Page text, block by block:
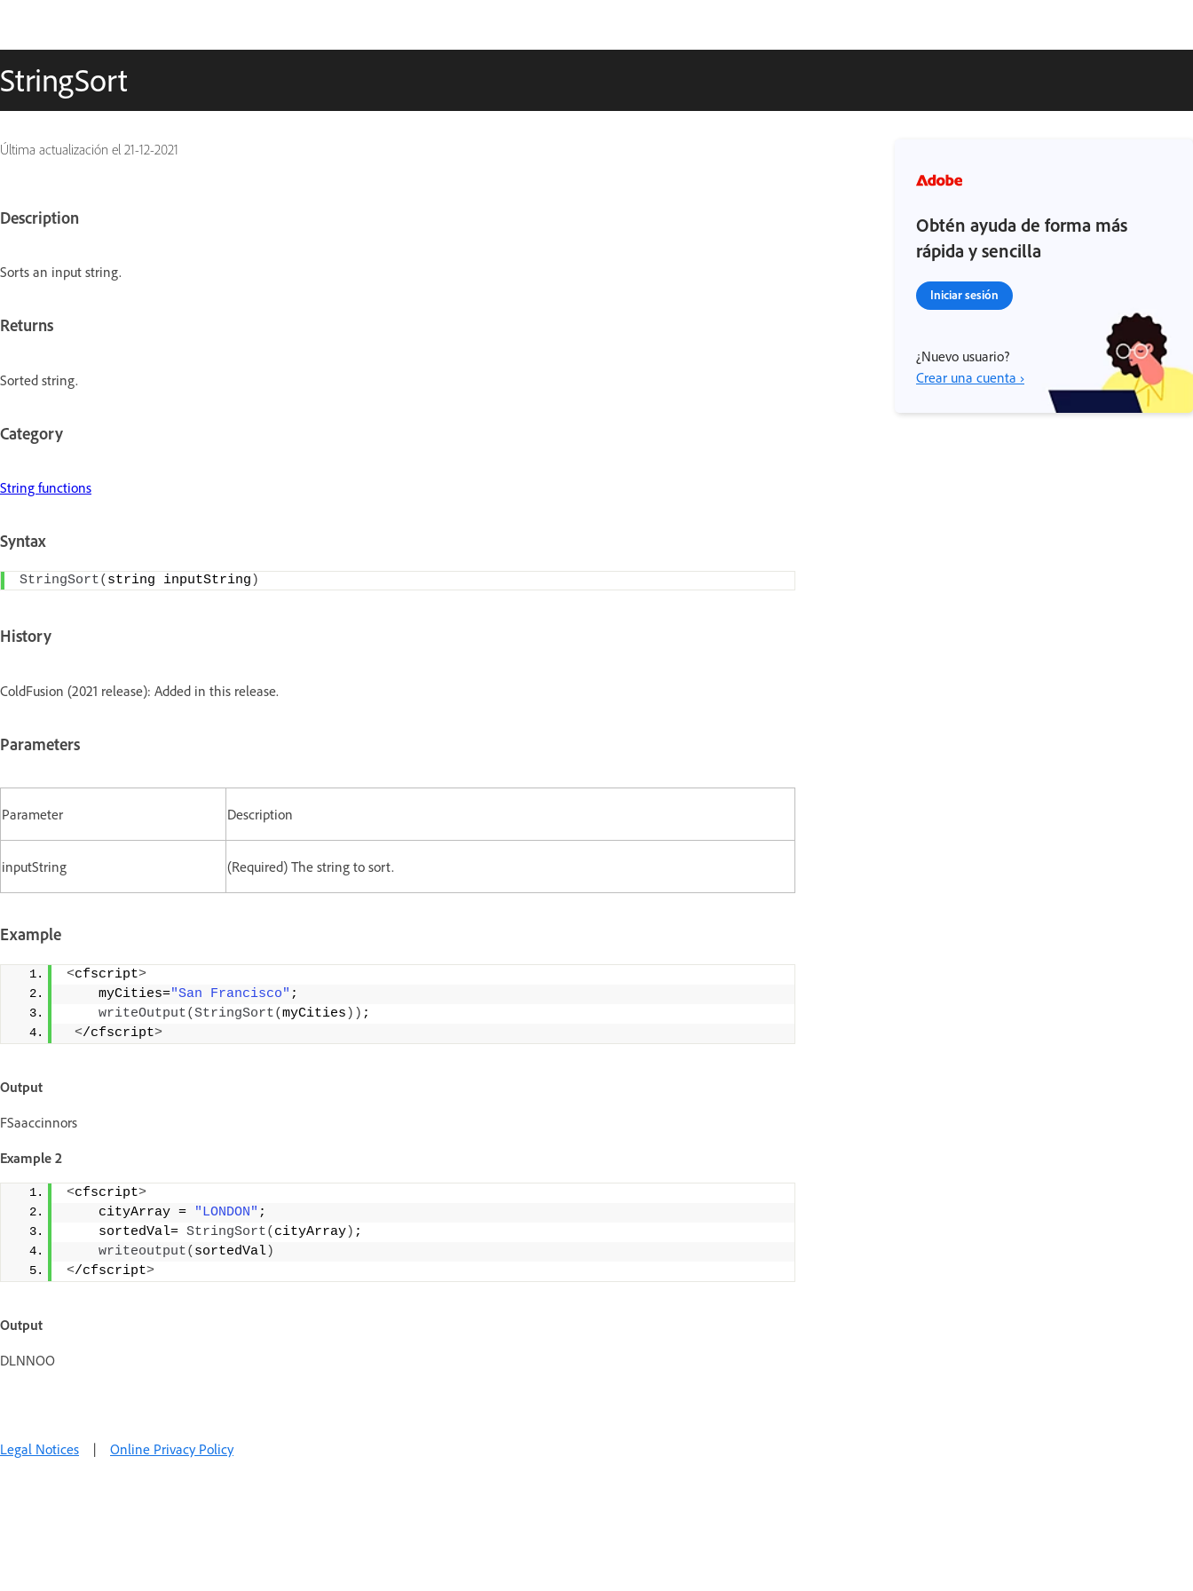
StringSort
Última actualización el 21-12-2021
Description
Sorts an input string.
Returns
Sorted string.
Category
String functions
Syntax
StringSort( string inputString )
History
ColdFusion (2021 release): Added in this release.
Parameters
Parameter Description
inputString (Required) The string to sort.
Example
<cfscript>
    myCities=
"San Francisco" ;
writeOutput(StringSort(myCities )) ;
</cfscript>
Output
FSaaccinnors
Example 2
<cfscript>
    cityArray =
"LONDON" ;
    sortedVal=
StringSort( cityArray) ;
writeoutput( sortedVal)
</cfscript>
Output
DLNNOO
Obtén ayuda de forma más
rápida y sencilla
Iniciar sesión
¿Nuevo usuario?
Crear una cuenta ›
Legal Notices | Online Privacy Policy